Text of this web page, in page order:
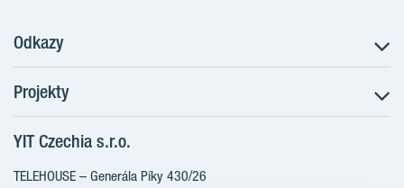
Odkazy
Postup koupě
Klientské změny
Aktuality
Blog
Projekty
RANTA Barrandov III
RANTA Barrandov IV
YIT Czechia s.r.o.
TELEHOUSE – Generála Píky 430/26